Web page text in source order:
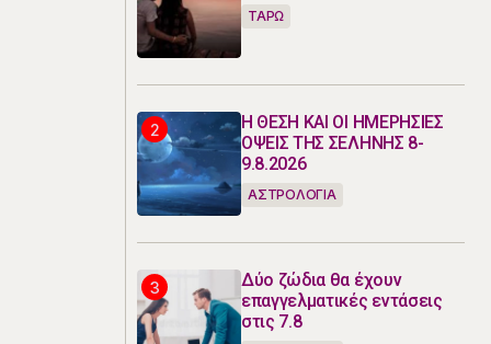
ΤΑΡΩ
Η ΘΕΣΗ ΚΑΙ ΟΙ ΗΜΕΡΗΣΙΕΣ
ΟΨΕΙΣ ΤΗΣ ΣΕΛΗΝΗΣ 8-
9.8.2026
ΑΣΤΡΟΛΟΓΙΑ
Δύο ζώδια θα έχουν
επαγγελματικές εντάσεις
στις 7.8